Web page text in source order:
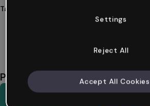
Tags
timeline infantile
Potrebbe piacerti anche
Settings
Reject All
Accept All Cookies